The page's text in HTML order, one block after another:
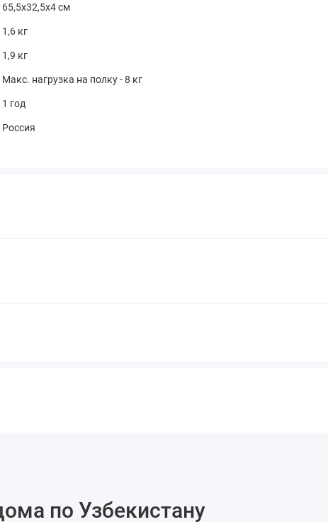
65,5х32,5х4 см
1,6 кг
1,9 кг
Макс. нагрузка на полку - 8 кг
1 год
Россия
по Узбекистану